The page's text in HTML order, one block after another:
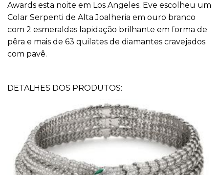
Awards esta noite em Los Angeles. Eve escolheu um
Colar Serpenti de Alta Joalheria em ouro branco
com 2 esmeraldas lapidação brilhante em forma de
pêra e mais de 63 quilates de diamantes cravejados
com pavê.
DETALHES DOS PRODUTOS: